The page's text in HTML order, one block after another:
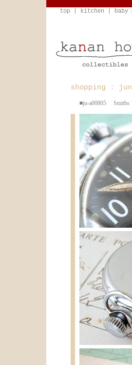
top| kitchen baby
shopping :
■ju-a00805 Smiths